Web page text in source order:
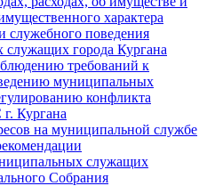
характера
служебного поведения
города Кургана
требований к
муниципальных
конфликта
Кургана
на муниципальной службе
служащих
Cобрания